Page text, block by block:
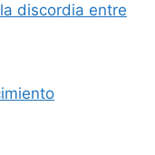
discordia entre